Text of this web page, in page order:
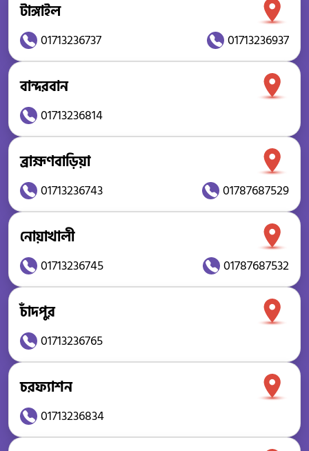
টাঙ্গাইল
01713236737 01713236937
বান্দরবান
01713236814
ব্রাহ্মণবাড়িয়া
01713236743 01787687529
নোয়াখালী
01713236745 01787687532
চাঁদপুর
01713236765
চরফ্যাশন
01713236834